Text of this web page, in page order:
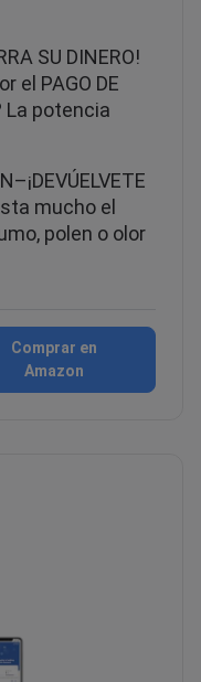
SU DINERO!
el PAGO DE
La potencia
mucho el
polen o olor
Comprar en
Amazon